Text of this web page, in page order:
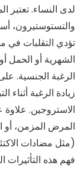
لدى النساء. تعتبر
والتستوستيرون،
تؤدي التقلبات في
الشهرية أو الحمل
الرغبة الجنسية.
زيادة الرغبة
الاستروجين. علاوة
المرض المزمن، أو
(مثل مضادات
فهم هذه